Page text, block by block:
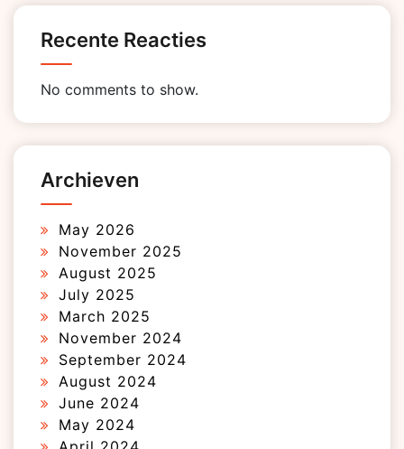
Recente Reacties
No comments to show.
Archieven
May 2026
November 2025
August 2025
July 2025
March 2025
November 2024
September 2024
August 2024
June 2024
May 2024